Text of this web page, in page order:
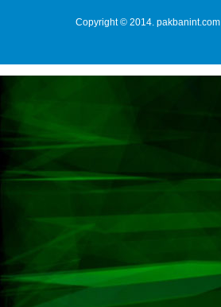
Copyright © 2014. pakbanint.com